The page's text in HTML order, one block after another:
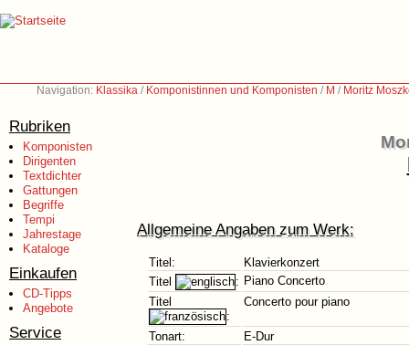
Navigation: Klassika / Komponistinnen und Komponisten / M / Moritz
Rubriken
Komponisten
Dirigenten
Textdichter
Gattungen
Begriffe
Tempi
Jahrestage
Kataloge
Einkaufen
CD-Tipps
Angebote
Service
Allgemeine Angaben zum Werk:
Titel:
Klavierkonzert
Titel
: Piano Concerto
Titel
:
Concerto pour piano
Tonart:
E-Dur